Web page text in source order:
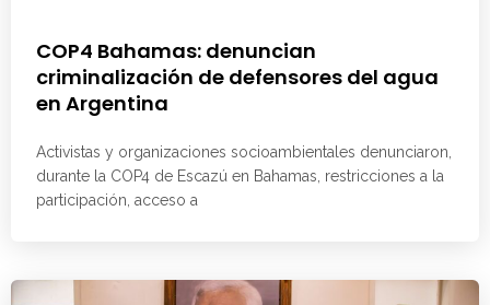
COP4 Bahamas: denuncian
criminalización de defensores del agua
en Argentina
Activistas y organizaciones socioambientales denunciaron,
durante la COP4 de Escazú en Bahamas, restricciones a la
participación, acceso a